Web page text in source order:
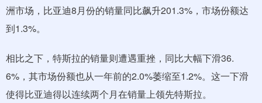
洲市场，比亚迪8月份的销量同比飙升201.3%，市场份额达
到1.3%。
相比之下，特斯拉的销量则遭遇重挫，同比大幅下滑36.
6%，其市场份额也从一年前的2.0%萎缩至1.2%。这一下滑
使得比亚迪得以连续两个月在销量上领先特斯拉。